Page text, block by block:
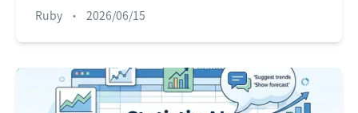
Ruby • 2026/06/15